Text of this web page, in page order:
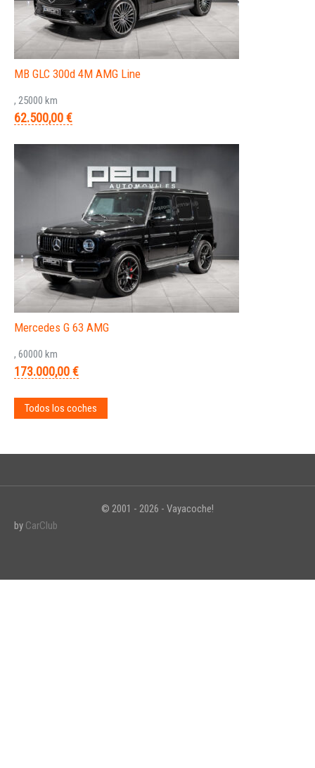
MB GLC 300d 4M AMG Line
, 25000 km
62.500,00 €
Mercedes G 63 AMG
, 60000 km
173.000,00 €
Todos los coches
© 2001 - 2026 - Vayacoche!
by CarClub